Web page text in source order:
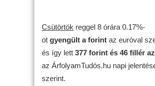
Csütörtök reggel 8 órára 0.17%-
ot gyengült a forint az euróval
és így lett 377 forint és 46 fillér
az ÁrfolyamTudós.hu napi
szerint.